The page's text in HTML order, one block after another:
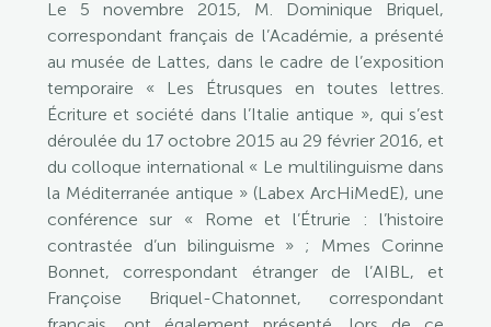
Le 5 novembre 2015, M. Dominique Briquel,
correspondant français de l’Académie, a présenté
au musée de Lattes, dans le cadre de l’exposition
temporaire « Les Étrusques en toutes lettres.
Écriture et société dans l’Italie antique », qui s’est
déroulée du 17 octobre 2015 au 29 février 2016, et
du colloque international « Le multilinguisme dans
la Méditerranée antique » (Labex ArcHiMedE), une
conférence sur « Rome et l’Étrurie : l’histoire
contrastée d’un bilinguisme » ; Mmes Corinne
Bonnet, correspondant étranger de l’AIBL, et
Françoise Briquel-Chatonnet, correspondant